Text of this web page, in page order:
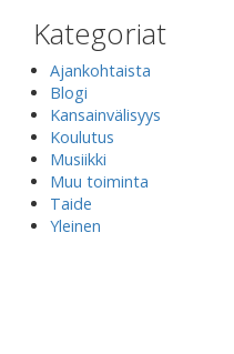
Kategoriat
Ajankohtaista
Blogi
Kansainvälisyys
Koulutus
Musiikki
Muu toiminta
Taide
Yleinen